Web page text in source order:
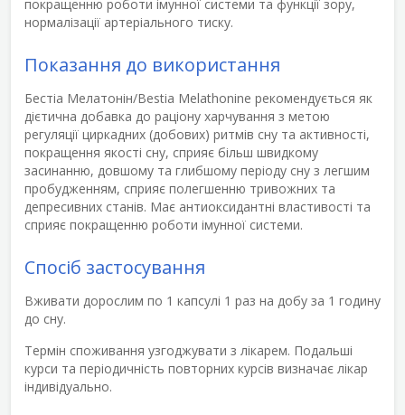
покращенню роботи імунної системи та функції зору,
нормалізації артеріального тиску.
Показання до використання
Бестіа Мелатонін/Bestia Melathonine рекомендується як
дієтична добавка до раціону харчування з метою
регуляції циркадних (добових) ритмів сну та активності,
покращення якості сну, сприяє більш швидкому
засинанню, довшому та глибшому періоду сну з легшим
пробудженням, сприяє полегшенню тривожних та
депресивних станів. Має антиоксидантні властивості та
сприяє покращенню роботи імунної системи.
Спосіб застосування
Вживати дорослим по 1 капсулі 1 раз на добу за 1 годину
до сну.
Термін споживання узгоджувати з лікарем. Подальші
курси та періодичність повторних курсів визначає лікар
індивідуально.